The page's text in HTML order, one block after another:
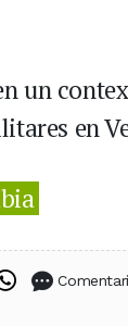
un
en
en en
Compartir